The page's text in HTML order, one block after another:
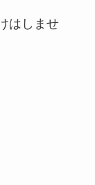
はしませ